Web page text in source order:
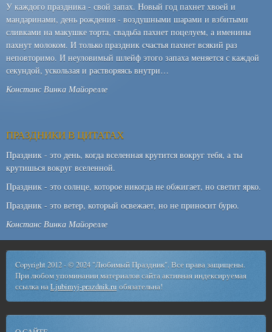
У каждого праздника - свой запах. Новый год пахнет хвоей и
мандаринами, день рождения - воздушными шарами и взбитыми
сливками на макушке торта, свадьба пахнет поцелуем, а именины
пахнут молоком. И только праздник счастья пахнет всякий раз
неповторимо. И неуловимый шлейф этого запаха меняется с каждой
секундой, ускользая и растворяясь внутри…
Констанс Винка Майорелле
ПРАЗДНИКИ В ЦИТАТАХ
Праздник - это день, когда вселенная крутится вокруг тебя, а ты
крутишься вокруг вселенной.
Праздник - это солнце, которое никогда не обжигает, но светит ярко.
Праздник - это ветер, который освежает, но не приносит бурю.
Констанс Винка Майорелле
Copyright 2012 - © 2024 "Любимый Праздник". Все права защищены.
При любом упоминании материалов сайта активная индексируемая
ссылка наLjubimyj-prazdnik.ru обязательна!